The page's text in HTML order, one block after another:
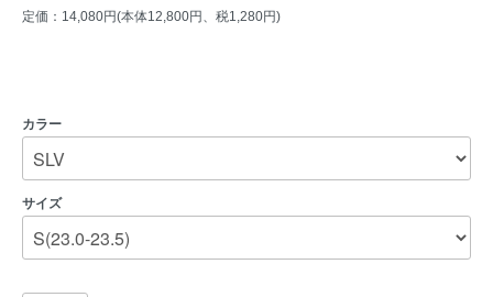
定価：14,080円(本体12,800円、税1,280円)
カラー
サイズ